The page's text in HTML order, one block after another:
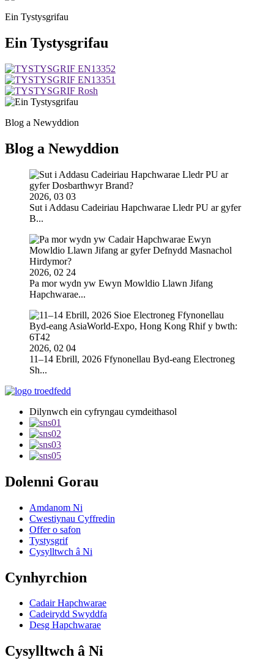
Ein Tystysgrifau
Ein Tystysgrifau
Blog a Newyddion
Blog a Newyddion
2026, 03 03
Sut i Addasu Cadeiriau Hapchwarae Lledr PU ar gyfer
B...
2026, 02 24
Pa mor wydn yw Ewyn Mowldio Llawn Jifang
Hapchwarae...
2026, 02 04
11–14 Ebrill, 2026 Ffynonellau Byd-eang Electroneg
Sh...
Dilynwch ein cyfryngau cymdeithasol
Dolenni Gorau
Amdanom Ni
Cwestiynau Cyffredin
Offer o safon
Tystysgrif
Cysylltwch â Ni
Cynhyrchion
Cadair Hapchwarae
Cadeirydd Swyddfa
Desg Hapchwarae
Cysylltwch â Ni